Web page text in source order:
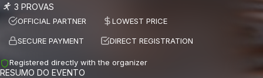
3 PROVAS
OFFICIAL PARTNER LOWEST PRICE
SECURE PAYMENT DIRECT REGISTRATION
Registered directly with the organizer
RESUMO DO EVENTO